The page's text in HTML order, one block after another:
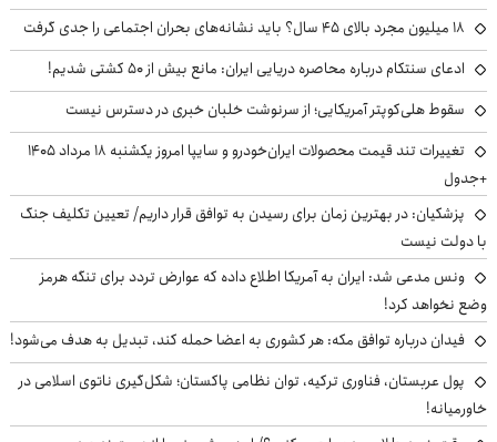
۱۸ میلیون مجرد بالای ۴۵ سال؟ باید نشانه‌های بحران اجتماعی را جدی گرفت
ادعای سنتکام درباره محاصره دریایی ایران: مانع بیش از ۵۰ کشتی شدیم!
سقوط هلی‌کوپتر آمریکایی؛ از سرنوشت خلبان خبری در دسترس نیست
تغییرات تند قیمت محصولات ایران‌خودرو و سایپا امروز یکشنبه ۱۸ مرداد ۱۴۰۵
+جدول
پزشکیان‌: در بهترین زمان برای رسیدن به توافق قرار داریم/ تعیین تکلیف جنگ
با دولت نیست
ونس مدعی شد: ایران به آمریکا اطلاع داده که عوارض تردد برای تنگه هرمز
وضع نخواهد کرد!
فیدان درباره توافق مکه: هر کشوری به اعضا حمله کند، تبدیل به هدف می‌شود!
پول عربستان، فناوری ترکیه، توان نظامی پاکستان؛ شکل‌گیری ناتوی اسلامی در
خاورمیانه!